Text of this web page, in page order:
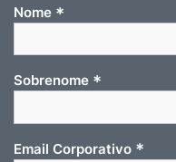
Nome *
Sobrenome *
Email Corporativo *